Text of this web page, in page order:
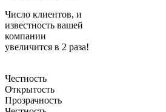
Число клиентов, и
известность вашей
компании
увеличится в 2 раза!
Честность
Открытость
Прозрачность